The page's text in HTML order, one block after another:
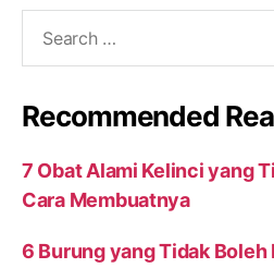
Recommended
7 Obat Alami Kelinci yang
Cara Membuatnya
6 Burung yang Tidak Boleh